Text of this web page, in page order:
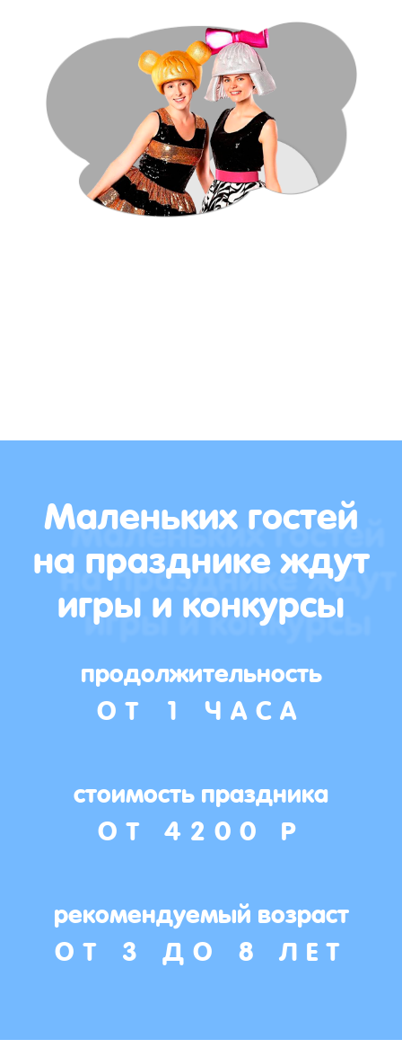
Маленьких гостей
на празднике ждут
игры и конкурсы
продолжительность
ОТ 1 ЧАСА
стоимость праздника
ОТ 4200 Р
рекомендуемый возраст
ОТ 3 ДО 8 ЛЕТ